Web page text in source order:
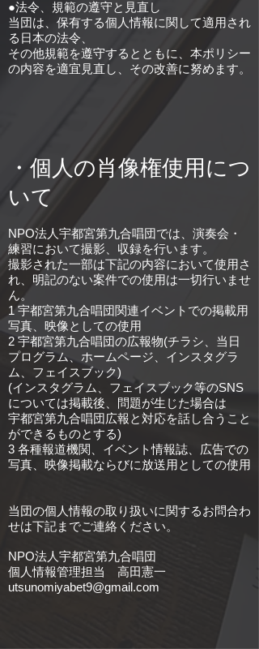
●法令、規範の遵守と見直し
当団は、保有する個人情報に関して適用され
る日本の法令、
その他規範を遵守するとともに、本ポリシー
の内容を適宜見直し、その改善に努めます。
・個人の肖像権使用につ
いて
NPO法人宇都宮第九合唱団では、演奏会・
練習において撮影、収録を行います。
撮影された一部は下記の内容において使用さ
れ、明記のない案件での使用は一切行いませ
ん。
1 宇都宮第九合唱団関連イベントでの掲載用
写真、映像としての使用
2 宇都宮第九合唱団の広報物(チラシ、当日
プログラム、ホームページ、インスタグラ
ム、フェイスブック)
(インスタグラム、フェイスブック等のSNS
については掲載後、問題が生じた場合は
宇都宮第九合唱団広報と対応を話し合うこと
ができるものとする)
3 各種報道機関、イベント情報誌、広告での
写真、映像掲載ならびに放送用としての使用
当団の個人情報の取り扱いに関するお問合わ
せは下記までご連絡ください。
NPO法人宇都宮第九合唱団
個人情報管理担当 高田憲一
utsunomiyabet9@gmail.com